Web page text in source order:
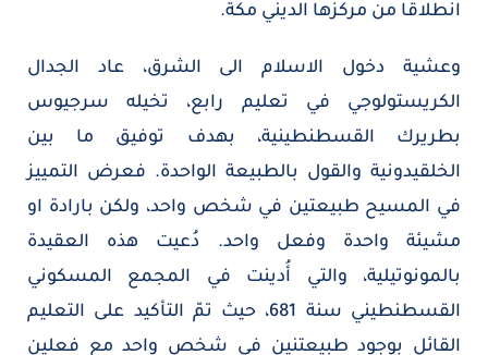
انطلاقا من مركزها الديني مكة.
وعشية دخول الاسلام الى الشرق، عاد الجدال
الكريستولوجي في تعليم رابع، تخيله سرجيوس
بطريرك القسطنطينية، بهدف توفيق ما بين
الخلقيدونية والقول بالطبيعة الواحدة. فعرض التمييز
في المسيح طبيعتين في شخص واحد، ولكن بارادة او
مشيئة واحدة وفعل واحد. دُعيت هذه العقيدة
بالمونوتيلية، والتي أُدينت في المجمع المسكوني
القسطنطيني سنة 681، حيث تمّ التأكيد على التعليم
القائل بوجود طبيعتنين في شخص واحد مع فعلين